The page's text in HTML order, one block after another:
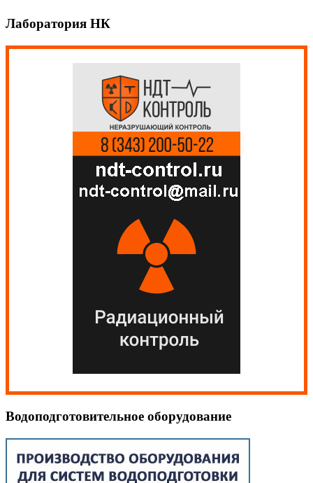
Лаборатория НК
Водоподготовительное оборудование